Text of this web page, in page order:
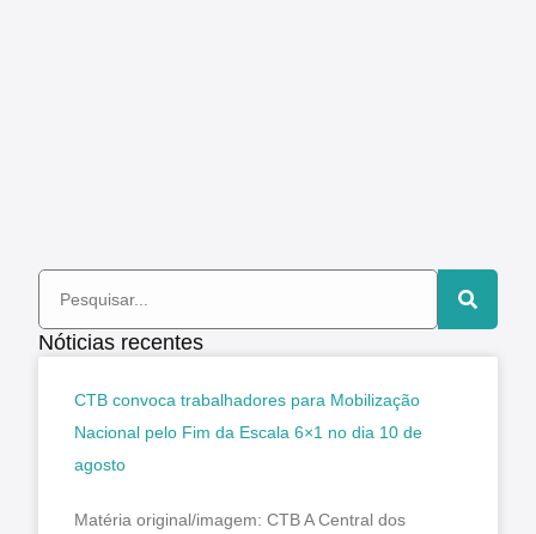
Nóticias recentes
CTB convoca trabalhadores para Mobilização
Nacional pelo Fim da Escala 6×1 no dia 10 de
agosto
Matéria original/imagem: CTB A Central dos